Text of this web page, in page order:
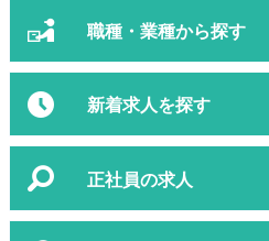
職種・業種から探す
新着求人を探す
正社員の求人